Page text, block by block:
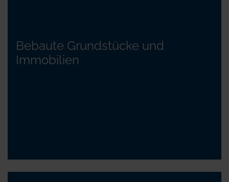
Bebaute Grundstücke und
Immobilien